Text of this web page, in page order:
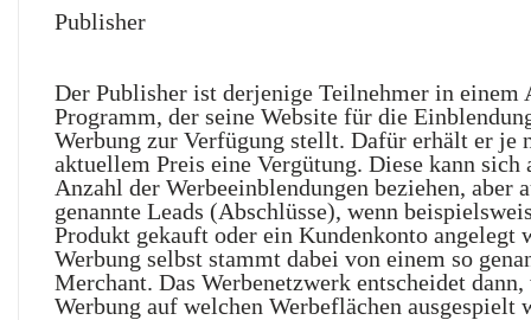
Publisher
Der Publisher ist derjenige Teilnehmer in
Programm, der seine Website für die
Werbung zur Verfügung stellt. Dafür erhält er je
aktuellem Preis eine Vergütung. Diese kann sich
Anzahl der Werbeeinblendungen beziehen, aber
genannte Leads (Abschlüsse), wenn
Produkt gekauft oder ein Kundenkonto angelegt
Werbung selbst stammt dabei von einem so
Merchant. Das Werbenetzwerk entscheidet dann,
Werbung auf welchen Werbeflächen ausgespielt